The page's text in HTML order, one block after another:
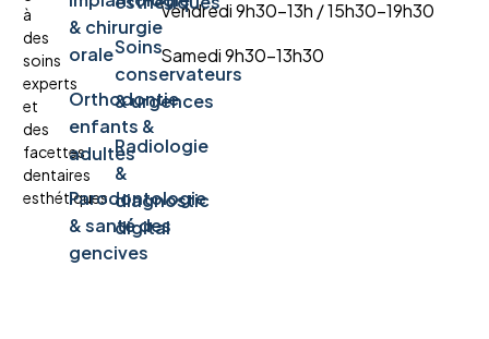
à
des
soins
experts
et
des
facettes
dentaires
esthétiques.
& chirurgie
orale
Orthodontie
enfants &
adultes
Parodontologie
& santé des
gencives
Soins
conservateurs
& urgences
Radiologie
&
diagnostic
digital
Vendredi 9h30-13h / 15h30-19h30
Samedi 9h30-13h30